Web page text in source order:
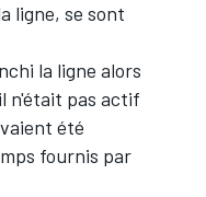
ligne, se sont
la ligne alors
n'était pas actif
été
fournis par